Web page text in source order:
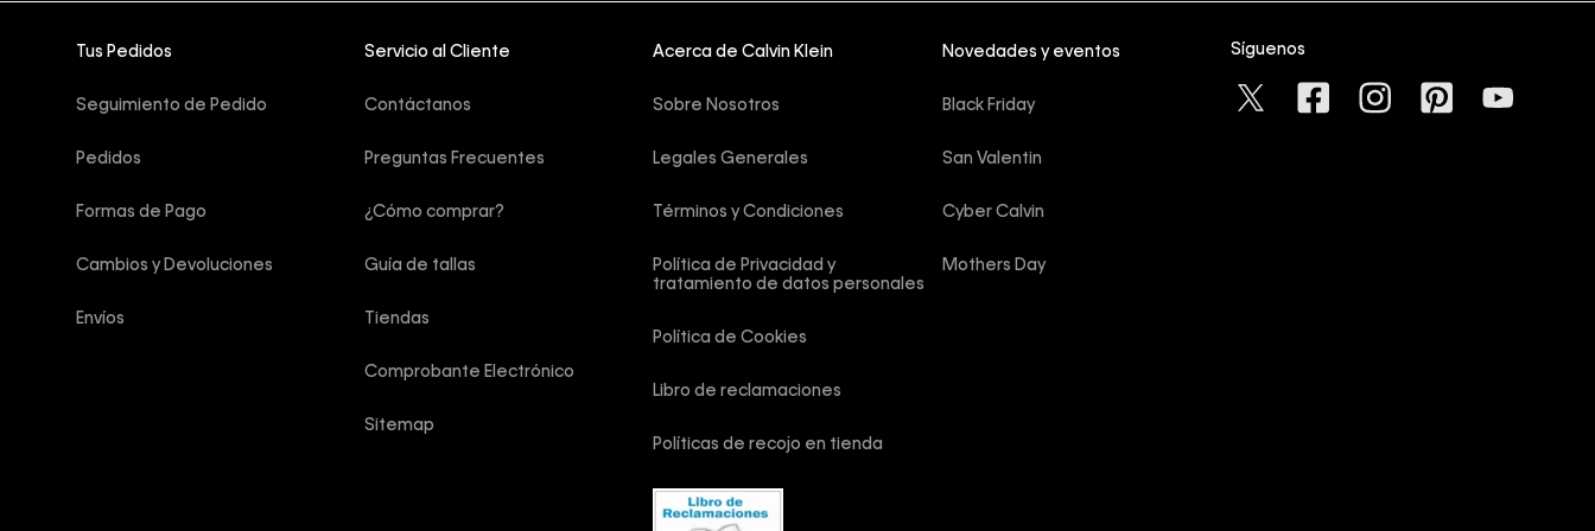
Tus Pedidos
Seguimiento de Pedido
Pedidos
Formas de Pago
Cambios y Devoluciones
Envíos
Servicio al Cliente
Contáctanos
Preguntas Frecuentes
¿Cómo comprar?
Guía de tallas
Tiendas
Comprobante Electrónico
Sitemap
Acerca de Calvin Klein
Sobre Nosotros
Legales Generales
Términos y Condiciones
Política de Privacidad y
tratamiento de datos personales
Política de Cookies
Libro de reclamaciones
Políticas de recojo en tienda
Novedades y eventos
Black Friday
San Valentin
Cyber Calvin
Mothers Day
Síguenos